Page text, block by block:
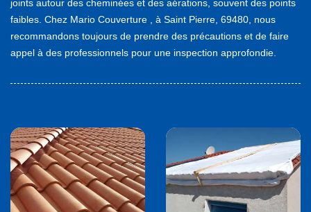
joints autour des cheminées et des aérations, souvent des points
faibles. Chez Mario Couverture , à Saint Pierre, 69480, nous
recommandons toujours de prendre des précautions et de faire
appel à des professionnels pour une inspection approfondie.